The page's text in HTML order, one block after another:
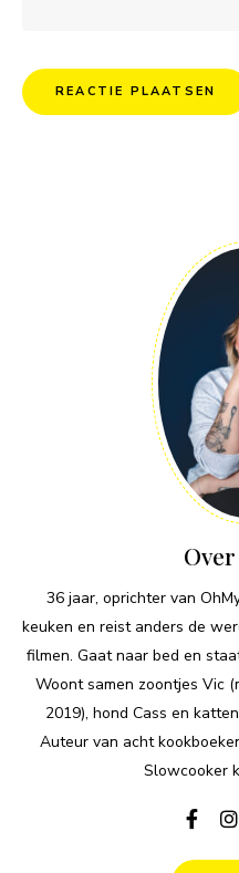
36 jaar, oprichter van
keuken en reist anders de
filmen. Gaat naar bed en
Woont samen zoontjes Vic
2019), hond Cass en
Auteur van acht
Slowcooker